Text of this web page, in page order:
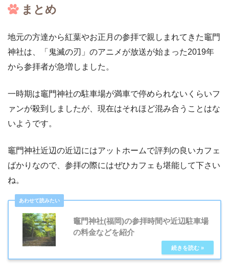
まとめ
地元の方達から紅葉やお正月の参拝で親しまれてきた竈門
神社は、「鬼滅の刃」のアニメが放送が始まった2019年
から参拝者が急増しました。
一時期は竈門神社の駐車場が満車で停められないくらいフ
ァンが殺到しましたが、現在はそれほど混み合うことはな
いようです。
竈門神社近辺の近辺にはアットホームで評判の良いカフェ
ばかりなので、参拝の際にはぜひカフェも堪能して下さい
ね。
竈門神社(福岡)の参拝時間や近辺駐車場
の料金などを紹介